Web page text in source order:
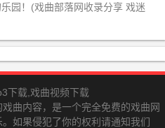
园！(戏曲部落网收录分享 戏迷
下载,戏曲视频下载
曲内容，是一个完全免费的戏曲网
如果侵犯了你的权利请通知我们